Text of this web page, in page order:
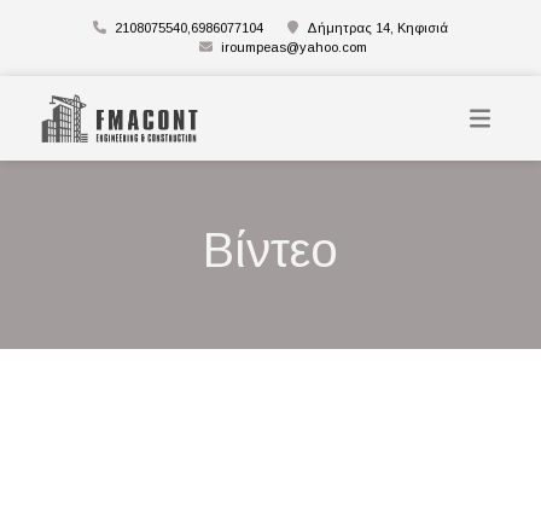
2108075540,6986077104
Δήμητρας 14, Κηφισιά
iroumpeas@yahoo.com
Βίντεο